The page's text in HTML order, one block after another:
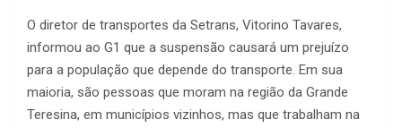
O diretor de transportes da Setrans, Vitorino Tavares,
informou ao G1 que a suspensão causará um prejuízo
para a população que depende do transporte. Em sua
maioria, são pessoas que moram na região da Grande
Teresina, em municípios vizinhos, mas que trabalham na